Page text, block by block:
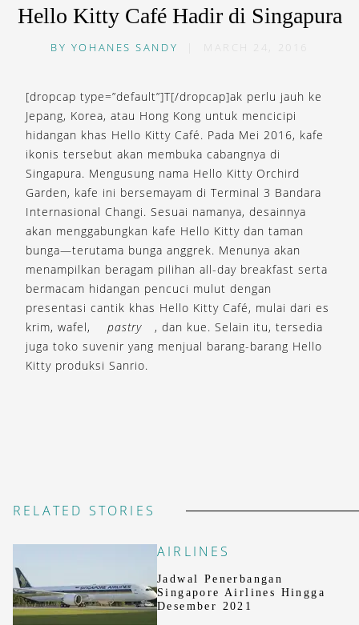
Hello Kitty Café Hadir di Singapura
BY YOHANES SANDY MARCH 24, 2016
[dropcap type=”default”]T[/dropcap]ak perlu jauh ke
Jepang, Korea, atau Hong Kong untuk mencicipi
hidangan khas Hello Kitty Café. Pada Mei 2016, kafe
ikonis tersebut akan membuka cabangnya di
Singapura. Mengusung nama Hello Kitty Orchird
Garden, kafe ini bersemayam di Terminal 3 Bandara
Internasional Changi. Sesuai namanya, desainnya
akan menggabungkan kafe Hello Kitty dan taman
bunga—terutama bunga anggrek. Menunya akan
menampilkan beragam pilihan all-day breakfast serta
bermacam hidangan pencuci mulut dengan
presentasi cantik khas Hello Kitty Café, mulai dari es
krim, wafel,
pastry
, dan kue. Selain itu, tersedia
juga toko suvenir yang menjual barang-barang Hello
Kitty produksi Sanrio.
RELATED STORIES
AIRLINES
Jadwal Penerbangan
Singapore Airlines Hingga
Desember 2021